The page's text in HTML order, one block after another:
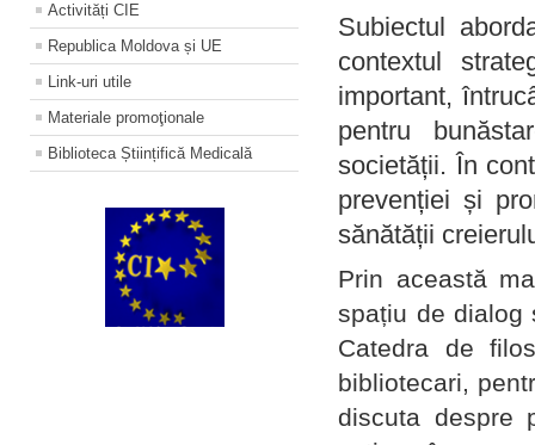
Activități CIE
Republica Moldova și UE
Link-uri utile
Materiale promoţionale
Biblioteca Științifică Medicală
Subiectul
contextul
important,
pentru
societății. În
prevenției și
sănătății
Prin această
spațiu de dialog
Catedra de
bibliotecari,
discuta despre